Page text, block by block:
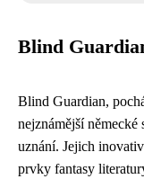
Blind
Blind Guardian,
nejznámější
uznání. Jejich
prvky fantasy